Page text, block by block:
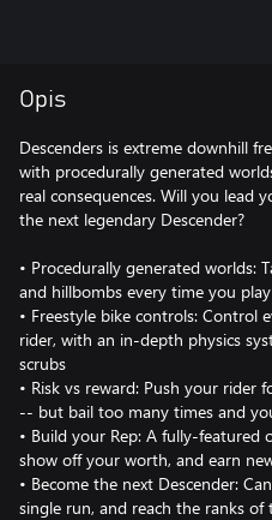
Opis
Descenders is extreme downhill
with procedurally generated
real consequences. Will you lead
the next legendary Descender?
• Procedurally generated worlds:
and hillbombs every time you play
• Freestyle bike controls: Control
rider, with an in-depth physics
scrubs
• Risk vs reward: Push your rider
-- but bail too many times and
• Build your Rep: A fully-featured
show off your worth, and earn
• Become the next Descender:
single run, and reach the ranks of